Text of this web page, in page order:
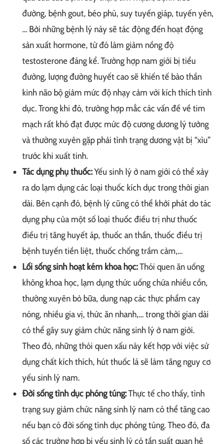
đường, bệnh gout, béo phù, suy tuyến giáp, tuyến yên,
… Bởi những bệnh lý này sẽ tác động đến hoạt động
sản xuất hormone, từ đó làm giảm nồng độ
testosterone đáng kể. Trường hợp nam giới bị tiểu
đường, lượng đường huyết cao sẽ khiến tế bào thần
kinh não bộ giảm mức độ nhạy cảm với kích thích tình
dục. Trong khi đó, trường hợp mắc các vấn đề về tim
mạch rất khó đạt được mức độ cương dương lý tưởng
và thường xuyên gặp phải tình trạng dương vật bị “xìu”
trước khi xuất tinh.
Tác dụng phụ thuốc:Yếu sinh lý ở nam giới có thể xảy
ra do lạm dụng các loại thuốc kích dục trong thời gian
dài. Bên cạnh đó, bệnh lý cũng có thể khởi phát do tác
dụng phụ của một số loại thuốc điều trị như thuốc
điều trị tăng huyết áp, thuốc an thần, thuốc điều trị
bệnh tuyến tiền liệt, thuốc chống trầm cảm,…
Lối sống sinh hoạt kém khoa học:Thói quen ăn uống
không khoa học, lạm dụng thức uống chứa nhiều cồn,
thường xuyên bỏ bữa, dung nạp các thực phẩm cay
nóng, nhiều gia vị, thức ăn nhanh,… trong thời gian dài
có thể gây suy giảm chức năng sinh lý ở nam giới.
Theo đó, những thói quen xấu này kết hợp với việc sử
dụng chất kích thích, hút thuốc lá sẽ làm tăng nguy cơ
yếu sinh lý nam.
Đời sống tình dục phóng túng:Thực tế cho thấy, tình
trạng suy giảm chức năng sinh lý nam có thể tăng cao
nếu bạn có đời sống tình dục phóng túng. Theo đó, đa
số các trường hợp bị yếu sinh lý có tần suất quan hệ